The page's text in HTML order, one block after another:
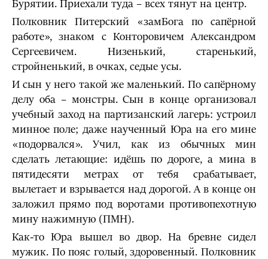
Бурятии. Приехали туда – всех тянут на центр.
Полковник Питерский «замБога по сапёрной
работе», знаком с Конторовичем Александром
Сергеевичем. Низенький, старенький,
стройненький, в очках, седые усы.
И сын у него такой же маленький. По сапёрному
делу оба – монстры. Сын в конце организовал
учебный заход на партизанский лагерь: устроил
минное поле; даже наученный Юра на его мине
«подорвался». Учил, как из обычных мин
сделать летающие: идёшь по дороге, а мина в
пятидесяти метрах от тебя срабатывает,
вылетает и взрывается над дорогой. А в конце он
заложил прямо под воротами противопехотную
мину нажимную (ПМН).
Как-то Юра вышел во двор. На бревне сидел
мужик. По пояс голый, здоровенный. Полковник